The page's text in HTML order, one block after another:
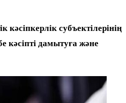
субъектілерінің
кәсіпті дамытуға және